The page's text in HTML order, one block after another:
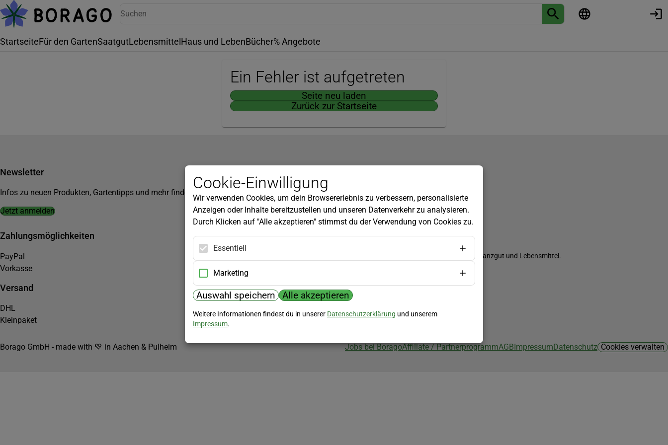
StartseiteFür den GartenSaatgutLebensmittel Haus und LebenBücher% Angebote
Ein Fehler ist aufgetreten
Seite neu laden
Zurück zur Startseite
Newsletter
Infos zu neuen Produkten, Gartentipps und mehr findest du in unserem Newsletter!
Jetzt anmelden
Kundenservice
Widerrufsbelehrung
Versandkosten
Zahlungsmöglichkeiten
PayPal
Vorkasse
Versand
DHL
Kleinpaket
Biozertifizierung
Borago ist biozertifiziert im Bereich Saatgut, Pflanzgut und Lebensmittel.
Borago GmbH - made with 💚 in Aachen & Pulheim Jobs bei BoragoAffiliate / PartnerprogrammAGBImpressumDatenschutz Cookies verwalten
Cookie-Einwilligung
Wir verwenden Cookies, um dein Browsererlebnis zu verbessern, personalisierte
Anzeigen oder Inhalte bereitzustellen und unseren Datenverkehr zu analysieren.
Durch Klicken auf "Alle akzeptieren" stimmst du der Verwendung von Cookies zu.
Essentiell
Marketing
Auswahl speichern Alle akzeptieren
Weitere Informationen findest du in unserer Datenschutzerklärung und unserem
Impressum.